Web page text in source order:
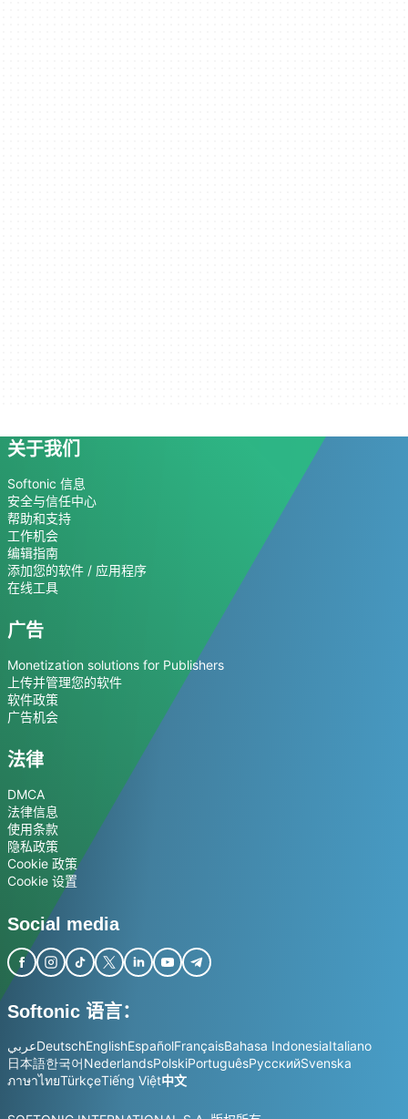
关于我们
Softonic 信息
安全与信任中心
帮助和支持
工作机会
编辑指南
添加您的软件 / 应用程序
在线工具
广告
Monetization solutions for Publishers
上传并管理您的软件
软件政策
广告机会
法律
DMCA
法律信息
使用条款
隐私政策
Cookie 政策
Cookie 设置
Social media
Softonic 语言：
عربيDeutschEnglishEspañolFrançaisBahasa IndonesiaItaliano
日本語한국어NederlandsPolskiPortuguêsРусскийSvenska
ภาษาไทยTürkçeTiếng Việt中文